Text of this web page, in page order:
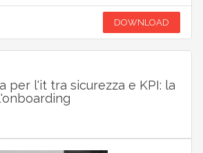
DOWNLOAD
per l'it tra sicurezza e KPI: la